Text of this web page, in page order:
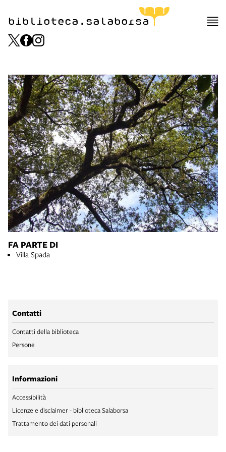
biblioteca.salaborsa
FA PARTE DI
Villa Spada
Contatti
Contatti della biblioteca
Persone
Informazioni
Accessibilità
Licenze e disclaimer - biblioteca Salaborsa
Trattamento dei dati personali